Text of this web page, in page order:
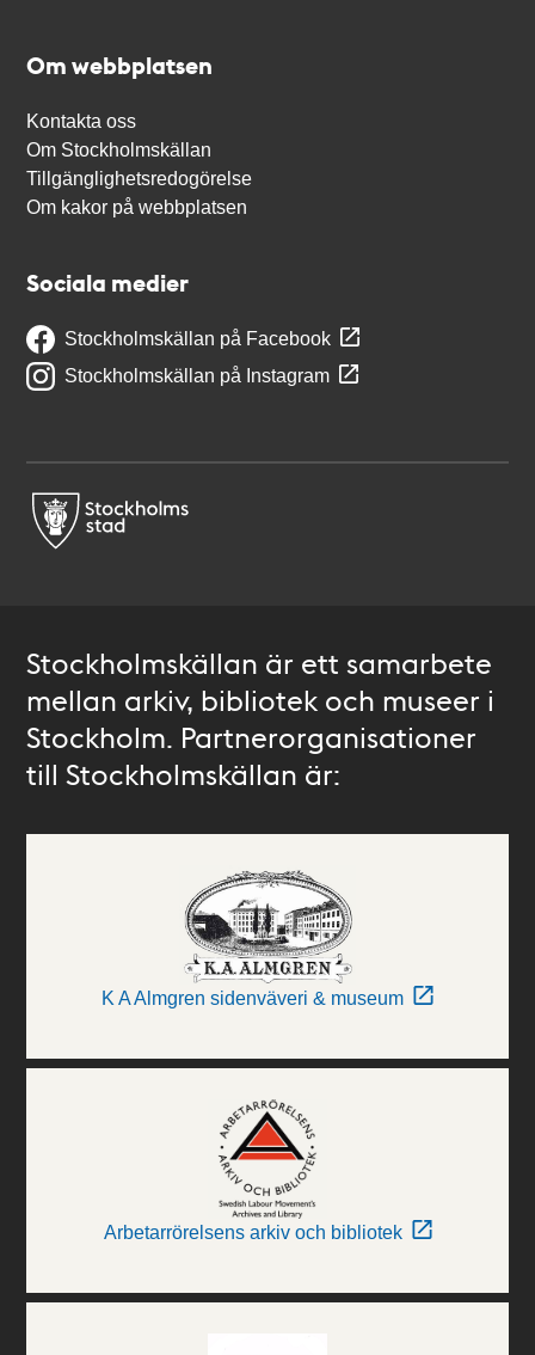
Om webbplatsen
Kontakta oss
Om Stockholmskällan
Tillgänglighetsredogörelse
Om kakor på webbplatsen
Sociala medier
Stockholmskällan på Facebook
Stockholmskällan på Instagram
Stockholmskällan är ett samarbete
mellan arkiv, bibliotek och museer i
Stockholm. Partnerorganisationer
till Stockholmskällan är:
K A Almgren sidenväveri & museum
Arbetarrörelsens arkiv och bibliotek